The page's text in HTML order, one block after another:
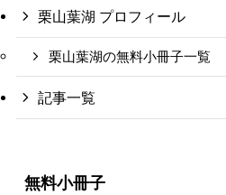
栗山葉湖 プロフィール
栗山葉湖の無料小冊子一覧
記事一覧
無料小冊子